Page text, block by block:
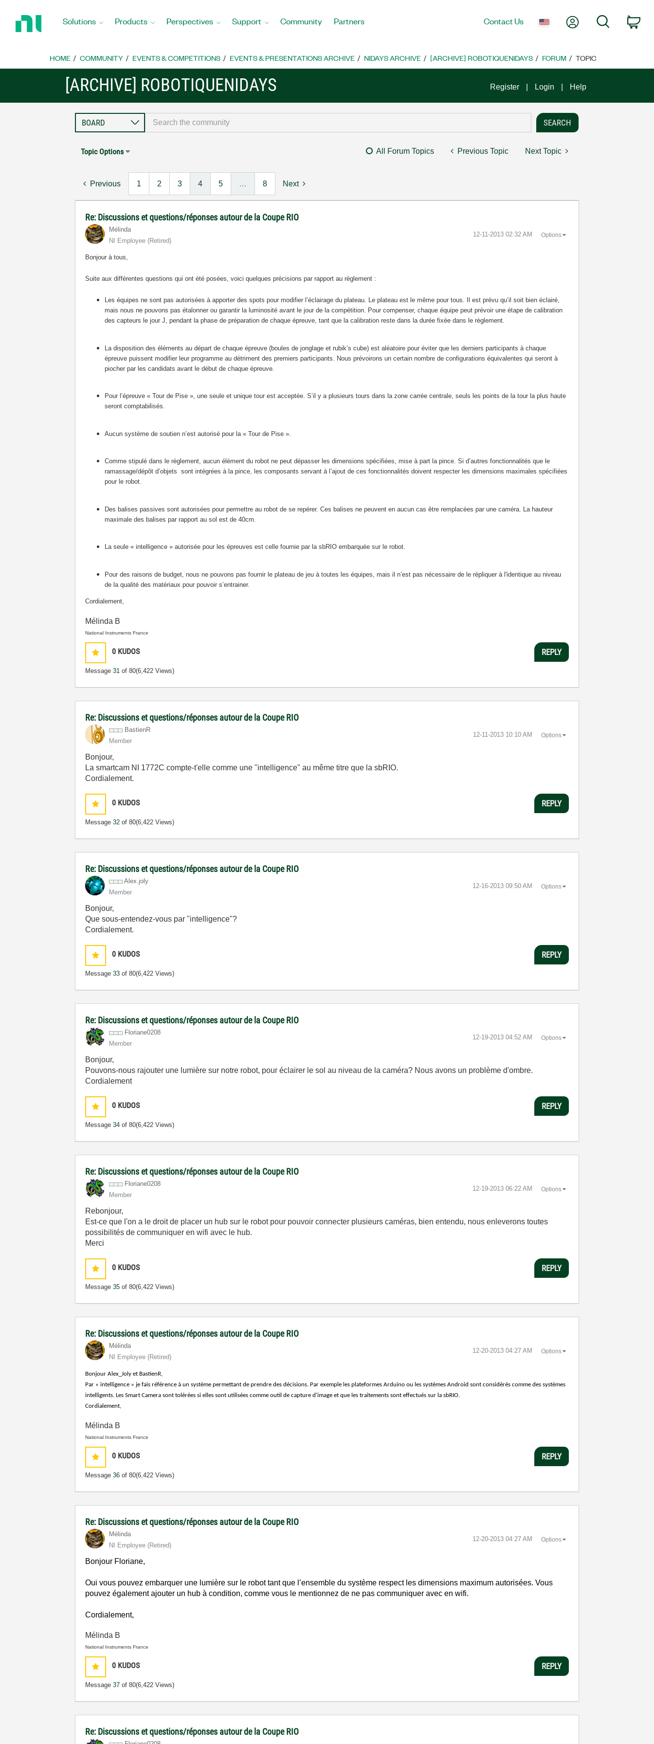
Home
Solutions Products Perspectives Support Community Partners Contact Us My AccountSearch
HOME COMMUNITY EVENTS & COMPETITIONS EVENTS & PRESENTATIONS ARCHIVE NIDAYS ARCHIVE [ARCHIVE] ROBOTIQUENIDAYS FORUM TOPIC
[ARCHIVE] ROBOTIQUENIDAYS Register Login Help
Topic Options All Forum Topics Previous Topic Next Topic
Previous 1 2 3 4 5 … 8 Next
Re: Discussions et questions/réponses autour de la Coupe RIO
Mélinda
NI Employee (retired)
‎12-11-2013 02:32 AM Options
Bonjour à tous,
Suite aux différentes questions qui ont été posées, voici quelques précisions par rapport au règlement :
Les équipes ne sont pas autorisées à apporter des spots pour modifier l’éclairage du plateau. Le plateau est le même pour tous. Il est prévu qu’il soit bien éclairé,
mais nous ne pouvons pas étalonner ou garantir la luminosité avant le jour de la compétition. Pour compenser, chaque équipe peut prévoir une étape de calibration
des capteurs le jour J, pendant la phase de préparation de chaque épreuve, tant que la calibration reste dans la durée fixée dans le règlement.
La disposition des éléments au départ de chaque épreuve (boules de jonglage et rubik’s cube) est aléatoire pour éviter que les derniers participants à chaque
épreuve puissent modifier leur programme au détriment des premiers participants. Nous prévoirons un certain nombre de configurations équivalentes qui seront à
piocher par les candidats avant le début de chaque épreuve.
Pour l’épreuve « Tour de Pise », une seule et unique tour est acceptée. S’il y a plusieurs tours dans la zone carrée centrale, seuls les points de la tour la plus haute
seront comptabilisés.
Aucun système de soutien n’est autorisé pour la « Tour de Pise ».
Comme stipulé dans le règlement, aucun élément du robot ne peut dépasser les dimensions spécifiées, mise à part la pince. Si d’autres fonctionnalités que le
ramassage/dépôt d’objets sont intégrées à la pince, les composants servant à l’ajout de ces fonctionnalités doivent respecter les dimensions maximales spécifiées
pour le robot.
Des balises passives sont autorisées pour permettre au robot de se repérer. Ces balises ne peuvent en aucun cas être remplacées par une caméra. La hauteur
maximale des balises par rapport au sol est de 40cm.
La seule « intelligence » autorisée pour les épreuves est celle fournie par la sbRIO embarquée sur le robot.
Pour des raisons de budget, nous ne pouvons pas fournir le plateau de jeu à toutes les équipes, mais il n’est pas nécessaire de le répliquer à l'identique au niveau
de la qualité des matériaux pour pouvoir s’entrainer.
Cordialement,
Mélinda B
National Instruments France
0 KUDOS
Message31 of 80(6,422 Views)
REPLY
Re: Discussions et questions/réponses autour de la Coupe RIO
BastienR
Member
‎12-11-2013 10:10 AM Options
Bonjour,
La smartcam NI 1772C compte-t'elle comme une "intelligence" au même titre que la sbRIO.
Cordialement.
0 KUDOS
Message32 of 80(6,422 Views)
REPLY
Re: Discussions et questions/réponses autour de la Coupe RIO
Alex.joly
Member
‎12-16-2013 09:50 AM Options
Bonjour,
Que sous-entendez-vous par "intelligence"?
Cordialement.
0 KUDOS
Message33 of 80(6,422 Views)
REPLY
Re: Discussions et questions/réponses autour de la Coupe RIO
Floriane0208
Member
‎12-19-2013 04:52 AM Options
Bonjour,
Pouvons-nous rajouter une lumière sur notre robot, pour éclairer le sol au niveau de la caméra? Nous avons un problème d'ombre.
Cordialement
0 KUDOS
Message34 of 80(6,422 Views)
REPLY
Re: Discussions et questions/réponses autour de la Coupe RIO
Floriane0208
Member
‎12-19-2013 06:22 AM Options
Rebonjour,
Est-ce que l'on a le droit de placer un hub sur le robot pour pouvoir connecter plusieurs caméras, bien entendu, nous enleverons toutes
possibilités de communiquer en wifi avec le hub.
Merci
0 KUDOS
Message35 of 80(6,422 Views)
REPLY
Re: Discussions et questions/réponses autour de la Coupe RIO
Mélinda
NI Employee (retired)
‎12-20-2013 04:27 AM Options
Bonjour Alex_Joly et BastienR,
Par « intelligence » je fais référence à un système permettant de prendre des décisions. Par exemple les plateformes Arduino ou les systèmes Android sont considérés comme des systèmes
intelligents. Les Smart Camera sont tolérées si elles sont utilisées comme outil de capture d'image et que les traitements sont effectués sur la sbRIO.
Cordialement,
Mélinda B
National Instruments France
0 KUDOS
Message36 of 80(6,422 Views)
REPLY
Re: Discussions et questions/réponses autour de la Coupe RIO
Mélinda
NI Employee (retired)
‎12-20-2013 04:27 AM Options
Bonjour Floriane,
Oui vous pouvez embarquer une lumière sur le robot tant que l’ensemble du système respect les dimensions maximum autorisées. Vous
pouvez également ajouter un hub à condition, comme vous le mentionnez de ne pas communiquer avec en wifi.
Cordialement,
Mélinda B
National Instruments France
0 KUDOS
Message37 of 80(6,422 Views)
REPLY
Re: Discussions et questions/réponses autour de la Coupe RIO